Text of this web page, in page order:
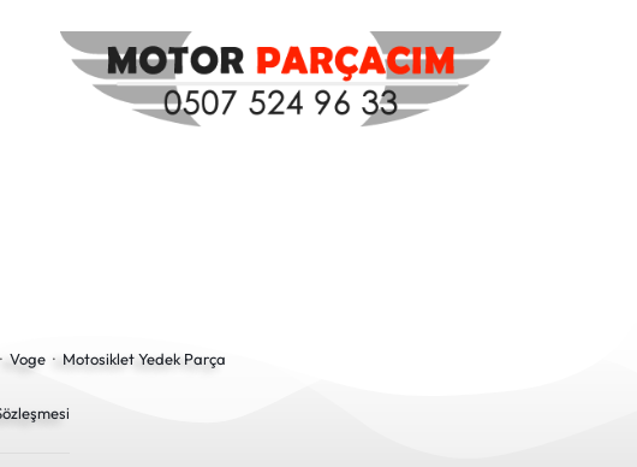
· Voge · Motosiklet Yedek Parça